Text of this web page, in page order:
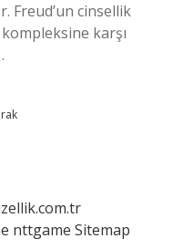
Freud’un cinsellik
kompleksine karşı
nttgame Sitemap